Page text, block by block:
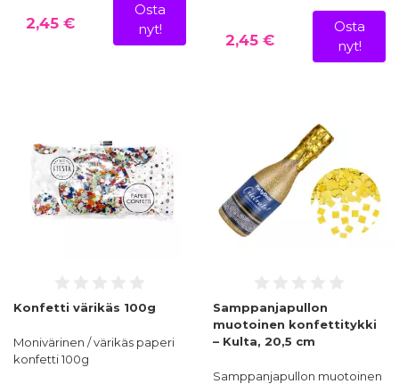
2,45 €
Osta
nyt!
2,45 €
Osta
nyt!
Konfetti värikäs 100g
Monivärinen / värikäs paperi
konfetti 100g
Samppanjapullon
muotoinen konfettitykki
– Kulta, 20,5 cm
Samppanjapullon muotoinen